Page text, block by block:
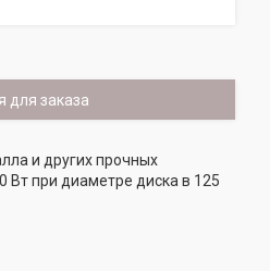
для заказа
и других прочных
при диаметре диска в 125